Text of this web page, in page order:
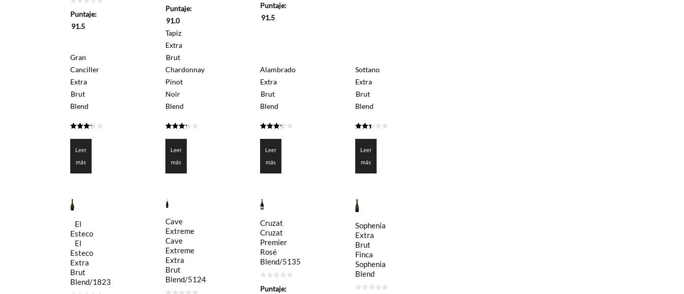
de
Puntaje:
91.5
Gran
Canciller
Extra
Brut
Blend
de 5
Leer
más
de
Puntaje:
91.0
Tapiz
Extra
Brut
Chardonnay
Pinot
Noir
Blend
de 5
Leer
más
de
Puntaje:
91.5
Alambrado
Extra
Brut
Blend
de 5
Leer
más
Sottano
Extra
Brut
Blend
de 5
Leer
más
El
Esteco
El
Esteco
Extra
Brut
Blend/1823
Cave
Extreme
Cave
Extreme
Extra
Brut
Blend/5124
Cruzat
Cruzat
Premier
Rosé
Blend/5135
de
Puntaje:
Sophenia
Extra
Brut
Finca
Sophenia
Blend